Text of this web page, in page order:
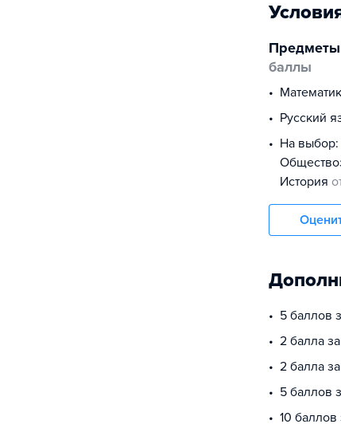
баллы
русский
На выбор:
история
5 баллов
2 балла
2 балла
5 баллов
10